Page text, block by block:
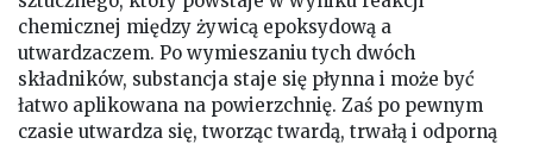
chemicznej między żywicą epoksydową a
utwardzaczem. Po wymieszaniu tych dwóch
składników, substancja staje się płynna i może być
łatwo aplikowana na powierzchnię. Zaś po pewnym
czasie utwardza się, tworząc twardą, trwałą i odporną